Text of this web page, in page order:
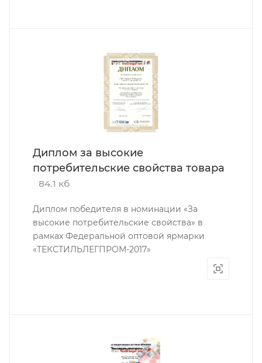
Диплом за высокие
потребительские свойства товара
84.1 кб
Диплом победителя в номинации «За
высокие потребительские свойства» в
рамках Федеральной оптовой ярмарки
«ТЕКСТИЛЬЛЕГПРОМ-2017»